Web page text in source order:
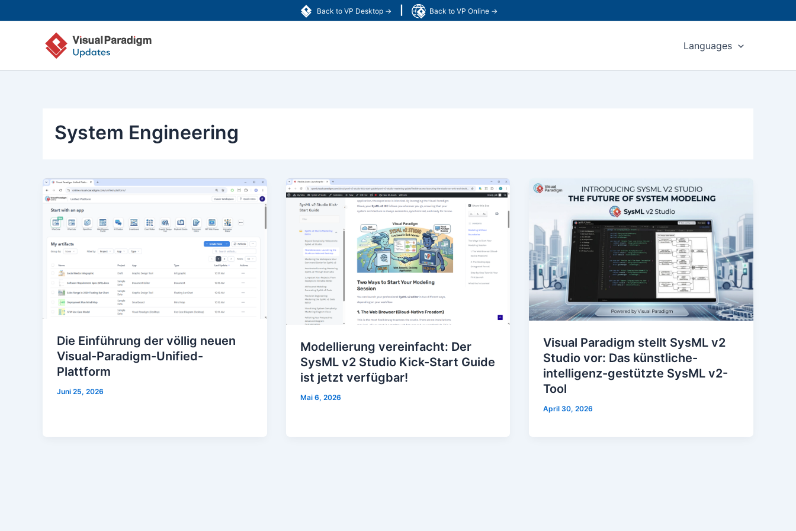
Back to VP Desktop → Back to VP Online →
Inhalt
Languages
System Engineering
Die Einführung der völlig neuen
Visual-Paradigm-Unified-
Plattform
Juni 25, 2026
Modellierung vereinfacht: Der
SysML v2 Studio Kick-Start Guide
ist jetzt verfügbar!
Mai 6, 2026
Visual Paradigm stellt SysML v2
Studio vor: Das künstliche-
intelligenz-gestützte SysML v2-
Tool
April 30, 2026